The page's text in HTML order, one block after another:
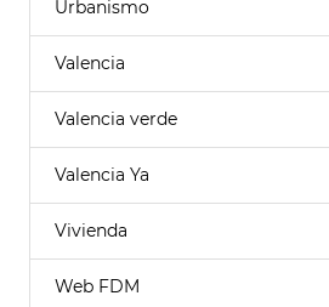
Urbanismo
Valencia
Valencia verde
Valencia Ya
Vivienda
Web FDM